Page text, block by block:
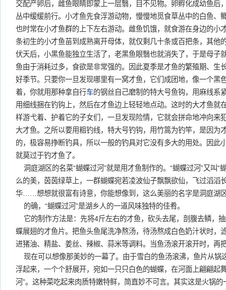
交配产卵后，雌鱼眼睛即蒙上一层翳，目不见物。卵孵化成幼鱼后
丛中缓缓前行。小才鱼先食浮游动物，慢慢地觅食草丛中的白鱼、
也时常在小才鱼群的上下左右游动。雌鱼饥饿，就食游在身边的小
条初生的小才鱼苗到成熟离开母体，就仅剩几十条或百把条，其他
伏天后，小黑鱼能独立生活了，老黑鱼眼翳也就消失了，于是母子
鱼由于消耗过多，食欲是非常强的。因此夏季是才鱼的繁殖期、生
好季节。只要你一旦发现哪里有一窝才鱼，它们成团地，像一个黑
着，你就用那种拿自行车的钢丝自己磨制的特大号鱼钩，用麻线系
用细线捆在钓钩上，然后在才鱼边上轻轻地点动。这时的大才鱼
样游弋着、护着它的子女们，一旦发现险情，它就会拼命地冲向来
大才鱼。之所以要用粗钓线，特大号钓钩，用竹篙为钓竿，是因为
的，极容易挣断钓具，所以一般的钓具对它没有多大的用处。因此
就莫过于钓才鱼了。
洞庭湖区的名菜“蝴蝶过河”就是用才鱼制作的。“蝴蝶过河”又叫“
么的美，茵茵绿草上，一群蝴蝶宛若凌波仙子飘飘欲仙，飞过滔滔
华……想想就很富有诗意，你能想像到，这么美丽的名字是洞庭湖
的确，“蝴蝶过河”是湖乡人的一道风味独特的佳肴。
它的制作方法是：先将4斤左右的才鱼，砍头去尾，剖腹去鳞，
蝶展翅的才鱼片。把鱼头鱼尾洗净熬汤，待汤熬成白色奶汁状时，
进猪油、精盐、姜丝、辣椒、蒜米等调料。当鱼汤滚开滚开时，再
现在可以想像那美妙的一幕了。由于雪白的鱼汤滚沸，鱼片从锅
浮起来，一个个舒展开，宛如一只只白色的蝴蝶，在河面上翩翩起
河”。这种菜吃起来肉质特嫩特鲜，简直妙不可言。其实这是火锅